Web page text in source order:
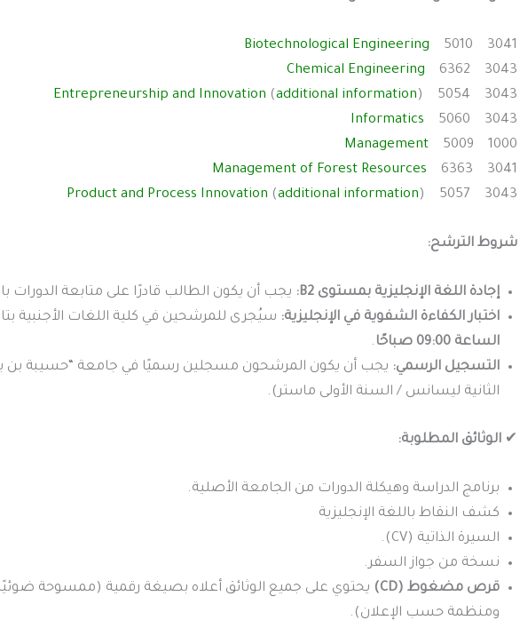
3041 5010
Biotechnological Engineering
3043 6362
Chemical Engineering
3043 5054
Entrepreneurship and Innovation (additional information)
3043 5060
Informatics
1000 5009
Management
3041 6363
Management of Forest Resources
3043 5057
Product and Process Innovation (additional information)
شروط الترشح:
إجادة اللغة الإنجليزية بمستوى B2:
يجب أن يكون الطالب قادرًا على متابعة الدورات
اختبار الكفاءة الشفوية في الإنجليزية: سيُجرى للمرشحين في كلية اللغات الأجنبية
الساعة 09:00 صباحًا
.
التسجيل الرسمي: يجب أن يكون المرشحون مسجلين رسميًا في جامعة “حسيبة بن
الثانية ليسانس / السنة الأولى ماستر).
✔الوثائق المطلوبة:
برنامج الدراسة وهيكلة الدورات من الجامعة الأصلية.
كشف النقاط باللغة الإنجليزية
السيرة الذاتية (CV).
نسخة من جواز السفر.
قرص مضغوط (CD)
يحتوي على جميع الوثائق أعلاه بصيغة رقمية (ممسوحة
ومنظمة حسب الإعلان).